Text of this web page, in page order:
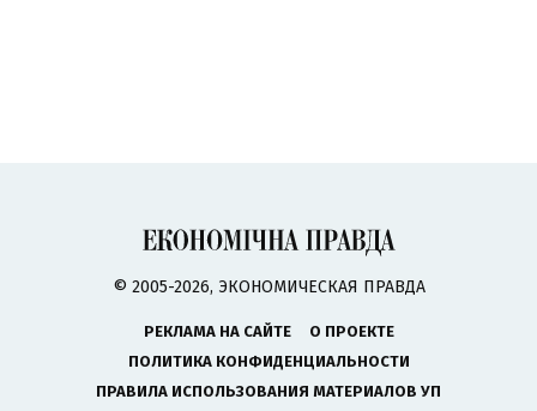
© 2005-2026, ЭКОНОМИЧЕСКАЯ ПРАВДА
РЕКЛАМА НА САЙТЕ
О ПРОЕКТЕ
ПОЛИТИКА КОНФИДЕНЦИАЛЬНОСТИ
ПРАВИЛА ИСПОЛЬЗОВАНИЯ МАТЕРИАЛОВ УП